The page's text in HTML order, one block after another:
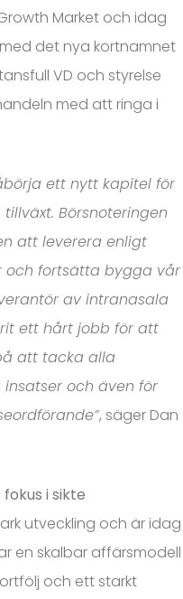
Market och idag
det nya kortnamnet
VD och styrelse
med att ringa i
ett nytt kapitel för
Börsnoteringen
att leverera enligt
fortsätta bygga vår
av intranasala
ett hårt jobb för att
att tacka alla
och även för
, säger Dan
i sikte
utveckling och är idag
en skalbar affärsmodell
och ett starkt